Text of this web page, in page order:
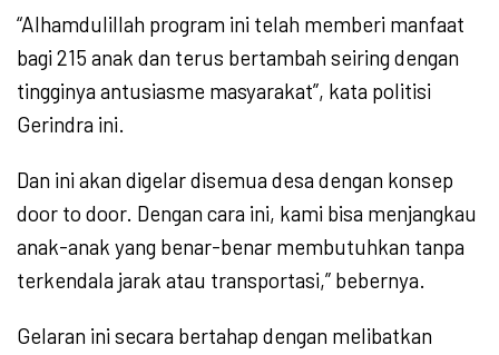
“Alhamdulillah program ini telah memberi manfaat
bagi 215 anak dan terus bertambah seiring dengan
tingginya antusiasme masyarakat”, kata politisi
Gerindra ini.
Dan ini akan digelar disemua desa dengan konsep
door to door. Dengan cara ini, kami bisa menjangkau
anak-anak yang benar-benar membutuhkan tanpa
terkendala jarak atau transportasi,” bebernya.
Gelaran ini secara bertahap dengan melibatkan